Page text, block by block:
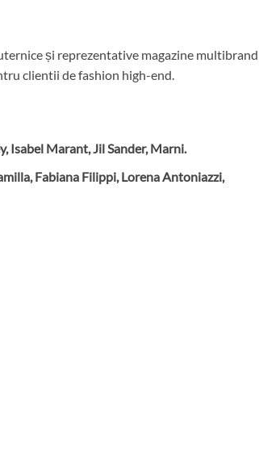
și reprezentative magazine
clientii de fashion high-end.
Isabel Marant, Jil Sander, Marni.
Fabiana Filippi, Lorena Antoniazzi,